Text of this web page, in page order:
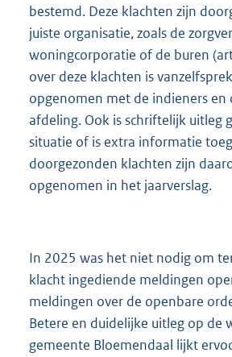
bestemd. Deze klachten zijn
juiste organisatie, zoals de
woningcorporatie of de buren
over deze klachten is
opgenomen met de indieners en
afdeling. Ook is schriftelijk uitleg
situatie of is extra informatie
doorgezonden klachten zijn
opgenomen in het jaarverslag.
In 2025 was het niet nodig om
klacht ingediende meldingen
meldingen over de openbare
Betere en duidelijke uitleg op de
gemeente Bloemendaal lijkt